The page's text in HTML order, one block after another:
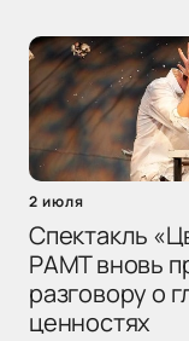
2 июля
Спектакль
РАМТ вновь
разговору о
ценностях